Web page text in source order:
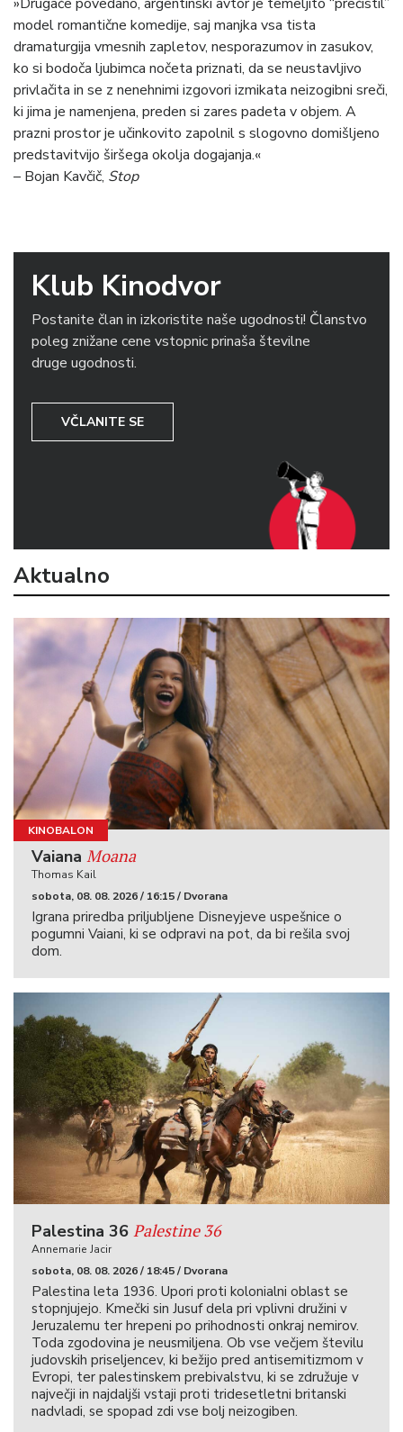
model romantične komedije, saj manjka vsa tista
dramaturgija vmesnih zapletov, nesporazumov in zasukov,
ko si bodoča ljubimca nočeta priznati, da se neustavljivo
privlačita in se z nenehnimi izgovori izmikata neizogibni sreči,
ki jima je namenjena, preden si zares padeta v objem. A
prazni prostor je učinkovito zapolnil s slogovno domišljeno
predstavitvijo širšega okolja dogajanja.«
– Bojan Kavčič, Stop
Klub Kinodvor
Postanite član in izkoristite naše ugodnosti! Članstvo
poleg znižane cene vstopnic prinaša številne
druge ugodnosti.
VČLANITE SE
Aktualno
KINOBALON
Vaiana Moana
Thomas Kail
sobota, 08. 08. 2026 / 16:15 / Dvorana
Igrana priredba priljubljene Disneyjeve uspešnice o
pogumni Vaiani, ki se odpravi na pot, da bi rešila svoj
dom.
Palestina 36 Palestine 36
Annemarie Jacir
sobota, 08. 08. 2026 / 18:45 / Dvorana
Palestina leta 1936. Upori proti kolonialni oblast se
stopnjujejo. Kmečki sin Jusuf dela pri vplivni družini v
Jeruzalemu ter hrepeni po prihodnosti onkraj nemirov.
Toda zgodovina je neusmiljena. Ob vse večjem številu
judovskih priseljencev, ki bežijo pred antisemitizmom v
Evropi, ter palestinskem prebivalstvu, ki se združuje v
največji in najdaljši vstaji proti tridesetletni britanski
nadvladi, se spopad zdi vse bolj neizogiben.